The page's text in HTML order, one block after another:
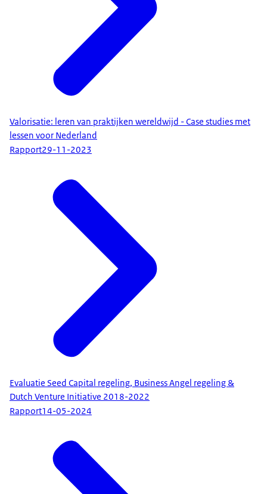
Valorisatie: leren van praktijken wereldwijd - Case studies met
lessen voor Nederland
Rapport29-11-2023
Evaluatie Seed Capital regeling, Business Angel regeling &
Dutch Venture Initiative 2018-2022
Rapport14-05-2024